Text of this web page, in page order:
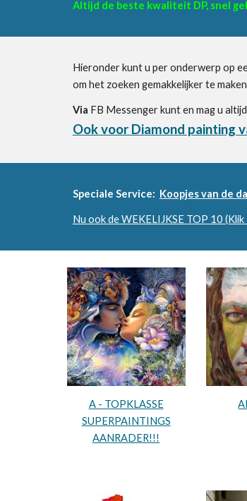
Altijd de beste kwaliteit DP, snel
Hieronder kunt u per onderwerp op
om het zoeken gemakkelijker te
Via FB Messenger kunt en mag u
Ook voor Diamond painting
Speciale Service: Koopjes van de
Nu ook de WEKELIJKSE TOP 10 (Klik
A - TOPKLASSE
SUPERPAINTINGS
AANRADER!!!